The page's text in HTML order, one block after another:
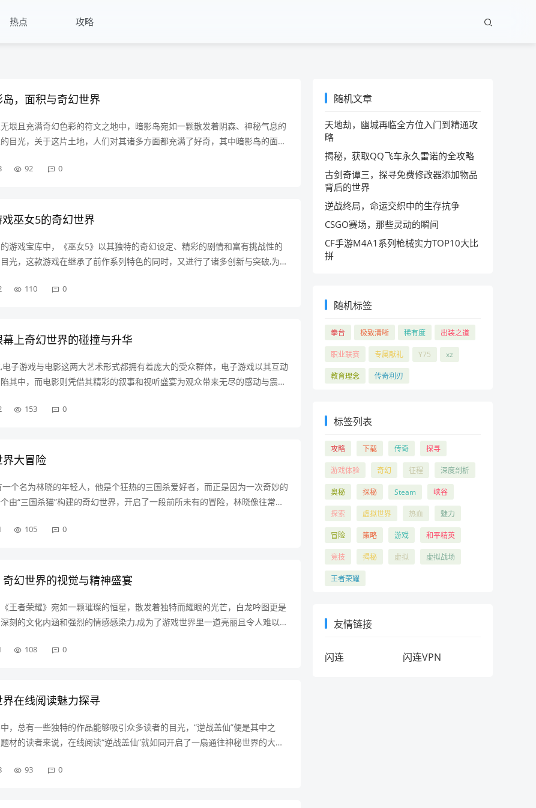
热点 攻略
，面积与奇幻世界
垠且充满奇幻色彩的符文之地中，暗影岛宛如一颗散发着阴森、神秘气息的
目光，关于这片土地，人们对其诸多方面都充满了好奇，其中暗影岛的面积
连，暗影岛的起源与传说在探……
92 0
巫女5的奇幻世界
游戏宝库中，《巫女5》以其独特的奇幻设定、精彩的剧情和富有挑战性的
光，这款游戏在继承了前作系列特色的同时，又进行了诸多创新与突破,为玩
片大陆曾经是一个和平……
110 0
上奇幻世界的碰撞与升华
子游戏与电影这两大艺术形式都拥有着庞大的受众群体，电子游戏以其互动
其中，而电影则凭借其精彩的叙事和视听盛宴为观众带来无尽的感动与震
一款现象级的MOBA手游……
153 0
大冒险
个名为林晓的年轻人，他是个狂热的三国杀爱好者，而正是因为一次奇妙的
由“三国杀猫”构建的奇幻世界，开启了一段前所未有的冒险，林晓像往常一
杀卡牌中散发出来，光……
105 0
幻世界的视觉与精神盛宴
王者荣耀》宛如一颗璀璨的恒星，散发着独特而耀眼的光芒，白龙吟图更是
刻的文化内涵和强烈的情感感染力,成为了游戏世界里一道亮丽且令人难以忘
奇幻的场景，画面的主体是一……
108 0
在线阅读魅力探寻
，总有一些独特的作品能够吸引众多读者的目光，“逆战盖仙”便是其中之
材的读者来说，在线阅读“逆战盖仙”就如同开启了一扇通往神秘世界的大
错综复杂的奇幻大陆，在……
93 0
随机文章
天地劫，幽城再临全方位入门到精通攻
略
揭秘，获取QQ飞车永久雷诺的全攻略
古剑奇谭三，探寻免费修改器添加物品
背后的世界
逆战终局，命运交织中的生存抗争
CSGO赛场，那些灵动的瞬间
CF手游M4A1系列枪械实力TOP10大比
拼
随机标签
拳台 极致清晰 稀有度 出装之道
职业联赛 专属献礼 Y75 xz
教育理念 传奇利刃
标签列表
攻略 下载 传奇 探寻
游戏体验 奇幻 征程 深度剖析
奥秘 探秘 Steam 峡谷
探索 虚拟世界 热血 魅力
冒险 策略 游戏 和平精英
竞技 揭秘 虚拟 虚拟战场
王者荣耀
友情链接
闪连 闪连VPN